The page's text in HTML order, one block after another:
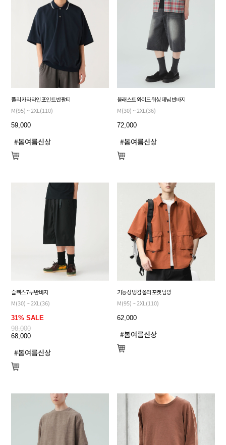
폴리 카라 라인 포인트 반팔티
M(95) ~ 2XL(110)
59,000
블래스트 와이드 워싱 데님 반바지
M(30) ~ 2XL(36)
72,000
슬렉스 7부 반바지
M(30) ~ 2XL(36)
31% SALE
98,000
68,000
기능성 냉감 폴리 포켓 남방
M(95) ~ 2XL(110)
62,000